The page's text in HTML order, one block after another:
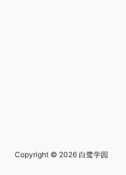
Copyright © 2026 白鹭学园